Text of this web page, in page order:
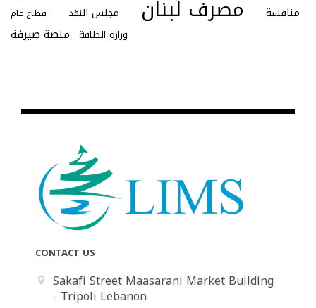
قطاع عام مجلس النقد مصرف لبنان منافسة
منصة صيرفة وزارة الطاقة
CONTACT US
Sakafi Street Maasarani Market Building
- Tripoli Lebanon